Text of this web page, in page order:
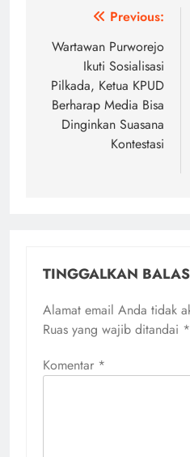
Navigasi
pos
Previous:
Wartawan Purworejo
Ikuti Sosialisasi
Pilkada, Ketua KPUD
Berharap Media Bisa
Dinginkan Suasana
Kontestasi
TINGGALKAN
Alamat email Anda tidak
Ruas yang wajib ditandai *
Komentar *